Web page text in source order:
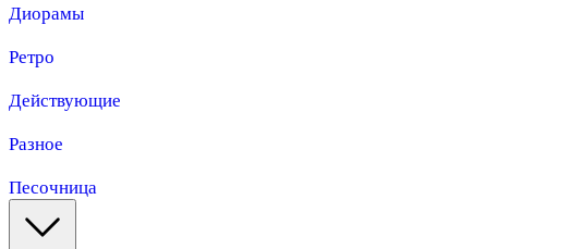
Диорамы
Ретро
Действующие
Разное
Песочница